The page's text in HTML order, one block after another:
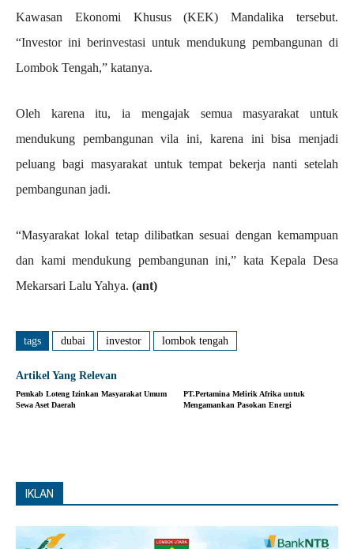
Kawasan Ekonomi Khusus (KEK) Mandalika tersebut.
“Investor ini berinvestasi untuk mendukung pembangunan di
Lombok Tengah,” katanya.
Oleh karena itu, ia mengajak semua masyarakat untuk
mendukung pembangunan vila ini, karena ini bisa menjadi
peluang bagi masyarakat untuk tempat bekerja nanti setelah
pembangunan jadi.
“Masyarakat lokal tetap dilibatkan sesuai dengan kemampuan
dan kami mendukung pembangunan ini,” kata Kepala Desa
Mekarsari Lalu Yahya. (ant)
tags dubai investor lombok tengah
Artikel Yang Relevan
Pemkab Loteng Izinkan Masyarakat Umum
Sewa Aset Daerah
PT.Pertamina Melirik Afrika untuk
Mengamankan Pasokan Energi
IKLAN